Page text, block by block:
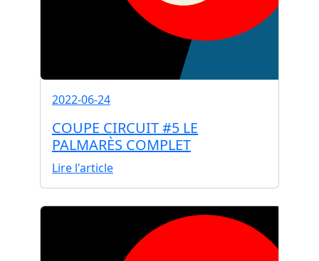
2022-06-24
COUPE CIRCUIT #5 LE
PALMARÈS COMPLET
Lire l'article